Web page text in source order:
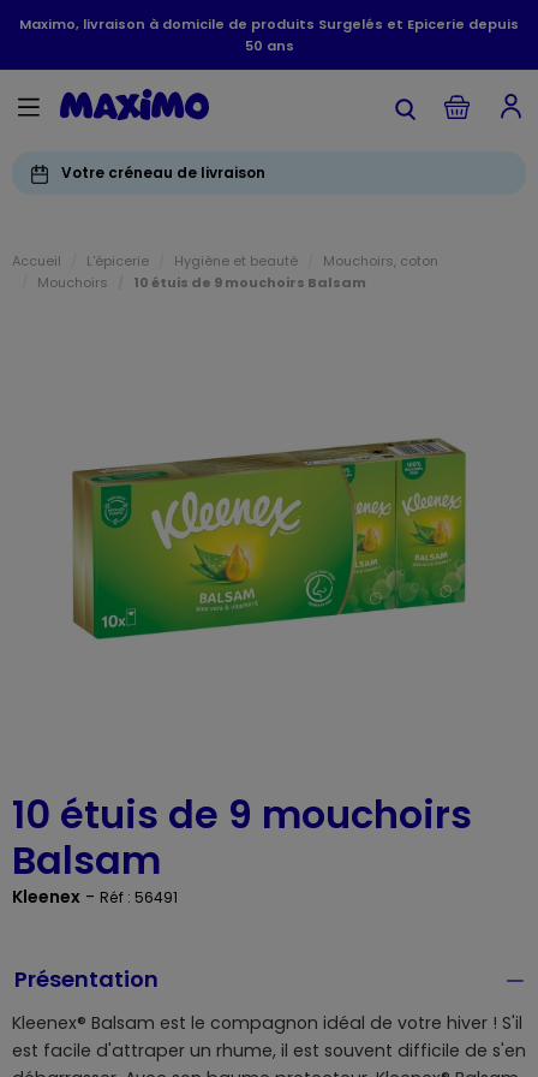
Maximo, livraison à domicile de produits Surgelés et Epicerie depuis
50 ans
Votre créneau de livraison
Accueil L'épicerie Hygiène et beauté
Mouchoirs, coton
Mouchoirs
10 étuis de 9 mouchoirs Balsam
10 étuis de 9 mouchoirs
Balsam
Kleenex - Réf : 56491
Présentation
Kleenex® Balsam est le compagnon idéal de votre hiver ! S'il
est facile d'attraper un rhume, il est souvent difficile de s'en